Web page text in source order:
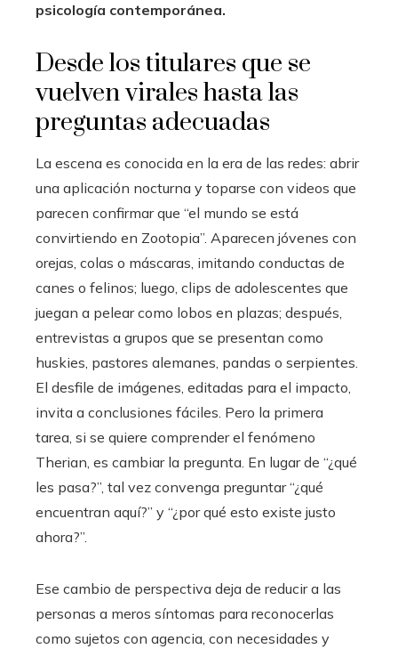
psicología contemporánea.
Desde los titulares que se
vuelven virales hasta las
preguntas adecuadas
La escena es conocida en la era de las redes: abrir
una aplicación nocturna y toparse con videos que
parecen confirmar que “el mundo se está
convirtiendo en Zootopia”. Aparecen jóvenes con
orejas, colas o máscaras, imitando conductas de
canes o felinos; luego, clips de adolescentes que
juegan a pelear como lobos en plazas; después,
entrevistas a grupos que se presentan como
huskies, pastores alemanes, pandas o serpientes.
El desfile de imágenes, editadas para el impacto,
invita a conclusiones fáciles. Pero la primera
tarea, si se quiere comprender el fenómeno
Therian, es cambiar la pregunta. En lugar de “¿qué
les pasa?”, tal vez convenga preguntar “¿qué
encuentran aquí?” y “¿por qué esto existe justo
ahora?”.
Ese cambio de perspectiva deja de reducir a las
personas a meros síntomas para reconocerlas
como sujetos con agencia, con necesidades y